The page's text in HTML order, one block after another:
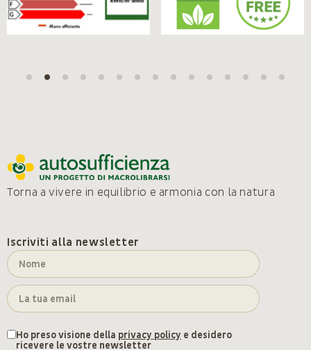
Torna a vivere in equilibrio e armonia con la natura
Iscriviti alla newsletter
Ho preso visione della privacy policy e desidero
ricevere le vostre newsletter